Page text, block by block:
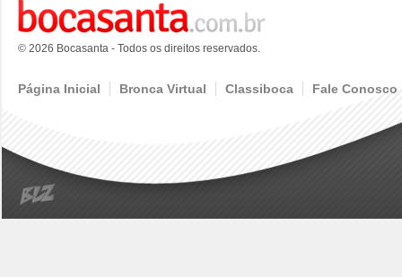
© 2026 Bocasanta - Todos os direitos reservados.
Página Inicial Bronca Virtual Classiboca Fale Conosco